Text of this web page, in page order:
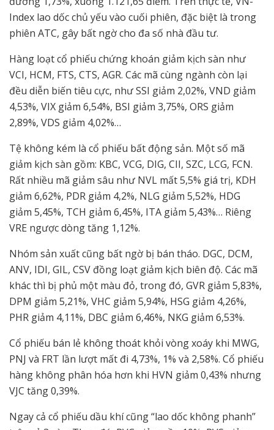
Index lao dốc chủ yếu vào cuối phiên, đặc biệt là trong
phiên ATC, gây bất ngờ cho đa số nhà đầu tư.
Hàng loạt cổ phiếu chứng khoán giảm kịch sàn như
VCI, HCM, FTS, CTS, AGR. Các mã cùng ngành còn lại
đều diễn biến tiêu cực, như SSI giảm 2,02%, VND giảm
4,53%, VIX giảm 6,54%, BSI giảm 3,75%, ORS giảm
2,89%, VDS giảm 4,02%…
Tệ không kém là cổ phiếu bất động sản. Một số mã
giảm kịch sàn gồm: KBC, VCG, DIG, CII, SZC, LCG, FCN.
Rất nhiều mã giảm sâu như NVL mất 5,5% giá trị, KDH
giảm 6,62%, PDR giảm 4,2%, NLG giảm 5,52%, HDG
giảm 5,45%, TCH giảm 6,45%, ITA giảm 5,43%… Riêng
VRE ngược dòng tăng 1,12%.
Nhóm sản xuất cũng bất ngờ bị bán tháo. DGC, DCM,
ANV, IDI, GIL, CSV đồng loạt giảm kịch biên độ. Các mã
khác thì bị phủ một màu đỏ, trong đó, GVR giảm 5,83%,
DPM giảm 5,21%, VHC giảm 5,94%, HSG giảm 4,26%,
PHR giảm 4,11%, DBC giảm 6,46%, NKG giảm 6,53%.
Cổ phiếu bán lẻ không thoát khỏi vòng xoáy khi MWG,
PNJ và FRT lần lượt mất đi 4,73%, 1% và 2,58%. Cổ phiếu
hàng không phân hóa hơn khi HVN giảm 0,43% nhưng
VJC tăng 0,39%.
Ngay cả cổ phiếu dầu khí cũng “lao dốc không phanh”